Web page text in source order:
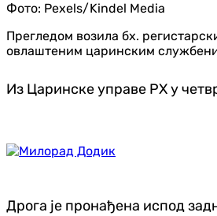
Фото: Pexels/Kindel Media
Прегледом возила бх.
овлаштеним царинским
Из Царинске управе РХ у
Дрога је пронађена испод